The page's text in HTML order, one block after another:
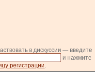
в дискуссии — введите
и нажмите
регистрации.